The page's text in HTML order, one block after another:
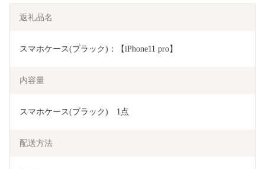
返礼品名
スマホケース(ブラック)：【iPhone11 pro】
内容量
スマホケース(ブラック)　1点
配送方法